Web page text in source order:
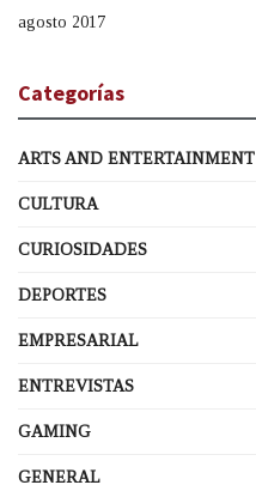
agosto 2017
Categorías
ARTS AND ENTERTAINMENT
CULTURA
CURIOSIDADES
DEPORTES
EMPRESARIAL
ENTREVISTAS
GAMING
GENERAL